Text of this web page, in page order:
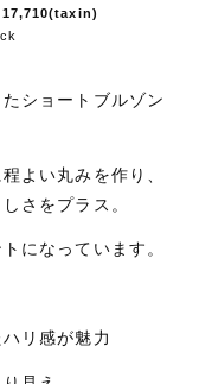
ショートブルゾン
よい丸みを作り、
さをプラス。
になっています。
リ感が魅力